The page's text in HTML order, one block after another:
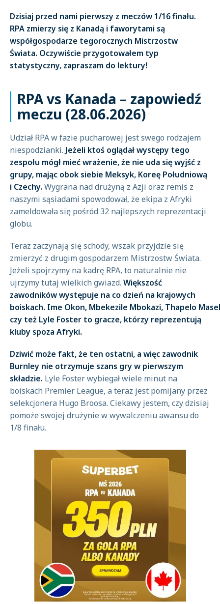
Dzisiaj przed nami pierwszy z meczów 1/16 finału.
RPA zmierzy się z Kanadą i faworytami są
współgospodarze tegorocznych Mistrzostw
Świata. Oczywiście przygotowałem typ
statystyczny, zapraszam do lektury!
RPA vs Kanada – zapowiedź
meczu (28.06.2026)
Udział RPA w fazie pucharowej jest swego rodzajem
niespodzianki. Jeżeli ktoś oglądał występy tego
zespołu mógł mieć wrażenie, że nie uda się wyjść z
grupy, mając obok siebie Meksyk, Koreę Południową
i Czechy. Wygrana nad drużyną z Azji oraz remis z
naszymi sąsiadami spowodował, że ekipa z Afryki
zameldowała się pośród 32 najlepszych reprezentacji
globu.
Teraz zaczynają się schody, wszak przyjdzie się
zmierzyć z drugim gospodarzem Mistrzostw Świata.
Jeżeli spojrzymy na kadrę RPA, to naturalnie nie
ujrzymy tutaj wielkich gwiazd. Większość
zawodników występuje na co dzień na krajowych
boiskach. Ime Okon, Mbekezile Mbokazi, Thapelo
czy też Lyle Foster to gracze, którzy reprezentują
kluby spoza Afryki.
Dziwić może fakt, że ten ostatni, a więc zawodnik
Burnley nie otrzymuje szans gry w pierwszym
składzie. Lyle Foster wybiegał wiele minut na
boiskach Premier League, a teraz jest pomijany przez
selekcjonera Hugo Broosa. Ciekawy jestem, czy dzisiaj
pomoże swojej drużynie w wywalczeniu awansu do
1/8 finału.